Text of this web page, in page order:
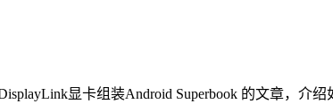
显卡组装Android Superbook 的文章，